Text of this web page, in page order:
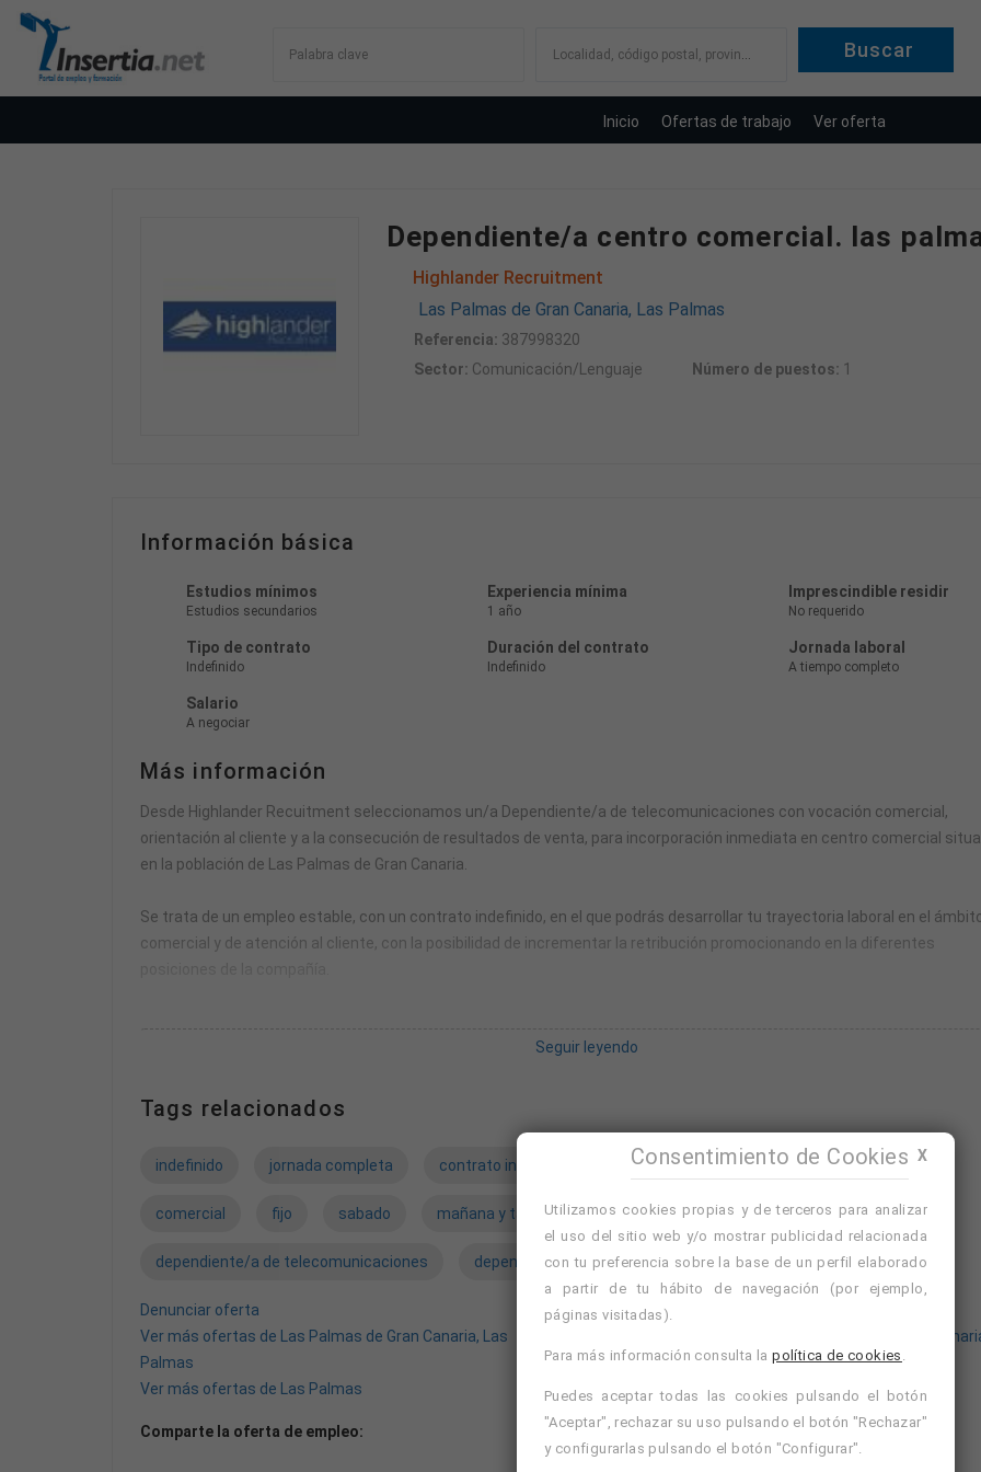
Localidad, código postal, provincia
Inicio Ofertas de trabajo Ver oferta
Dependiente/a centro comercial. las
Highlander Recruitment
Las Palmas de Gran Canaria, Las Palmas
Referencia: 387998320
Sector: Comunicación/Lenguaje Número de puestos: 1
Información básica
Estudios mínimos
Estudios secundarios
Experiencia mínima
1 año
Imprescindible residir
No requerido
Tipo de contrato
Indefinido
Duración del contrato
Indefinido
Jornada laboral
A tiempo completo
Salario
A negociar
Más información
Desde Highlander Recuitment seleccionamos un/a Dependiente/a de telecomunicaciones con vocación comercial,
orientación al cliente y a la consecución de resultados de venta, para incorporación inmediata en centro comercial
en la población de Las Palmas de Gran Canaria.
Se trata de un empleo estable, con un contrato indefinido, en el que podrás desarrollar tu trayectoria laboral en el
comercial y de atención al cliente, con la posibilidad de incrementar la retribución promocionando en la diferentes
- Puesto de trabajo estable con contrato indefinido
- Formación continua en productos y servicios de telecomunicaciones y tecnología.
- Incorporación a grupo lider nacional, que te ofrece todas las posibilidades de desarrollo profesional
¿ CUALES SERÁN TUS FUNCIONES ?
Gestión de la tienda.
Cumplimiento objetivos de ventas.
Seguir leyendo
Tags relacionados
indefinido jornada completa contrato indefinido mañana incorporacion inmediata
comercial fijo sabado mañana y tarde lunes a sabado
dependiente/a de telecomunicaciones dependiente/a comercial
Denunciar oferta
Ver más ofertas de Las Palmas de Gran Canaria, Las
Palmas
Ver más ofertas de Las Palmas
Avísame de ofertas similares
Ver cursos de formación de Las Palmas de Gran
Las Palmas
Ver cursos de formación de Las Palmas
Comparte la oferta de empleo:
X
Consentimiento de Cookies
Utilizamos cookies propias y de terceros para analizar
el uso del sitio web y/o mostrar publicidad relacionada
con tu preferencia sobre la base de un perfil elaborado
a partir de tu hábito de navegación (por ejemplo,
páginas visitadas).
Para más información consulta lapolítica de cookies .
Puedes aceptar todas las cookies pulsando el botón
"Aceptar", rechazar su uso pulsando el botón "Rechazar"
y configurarlas pulsando el botón "Configurar".